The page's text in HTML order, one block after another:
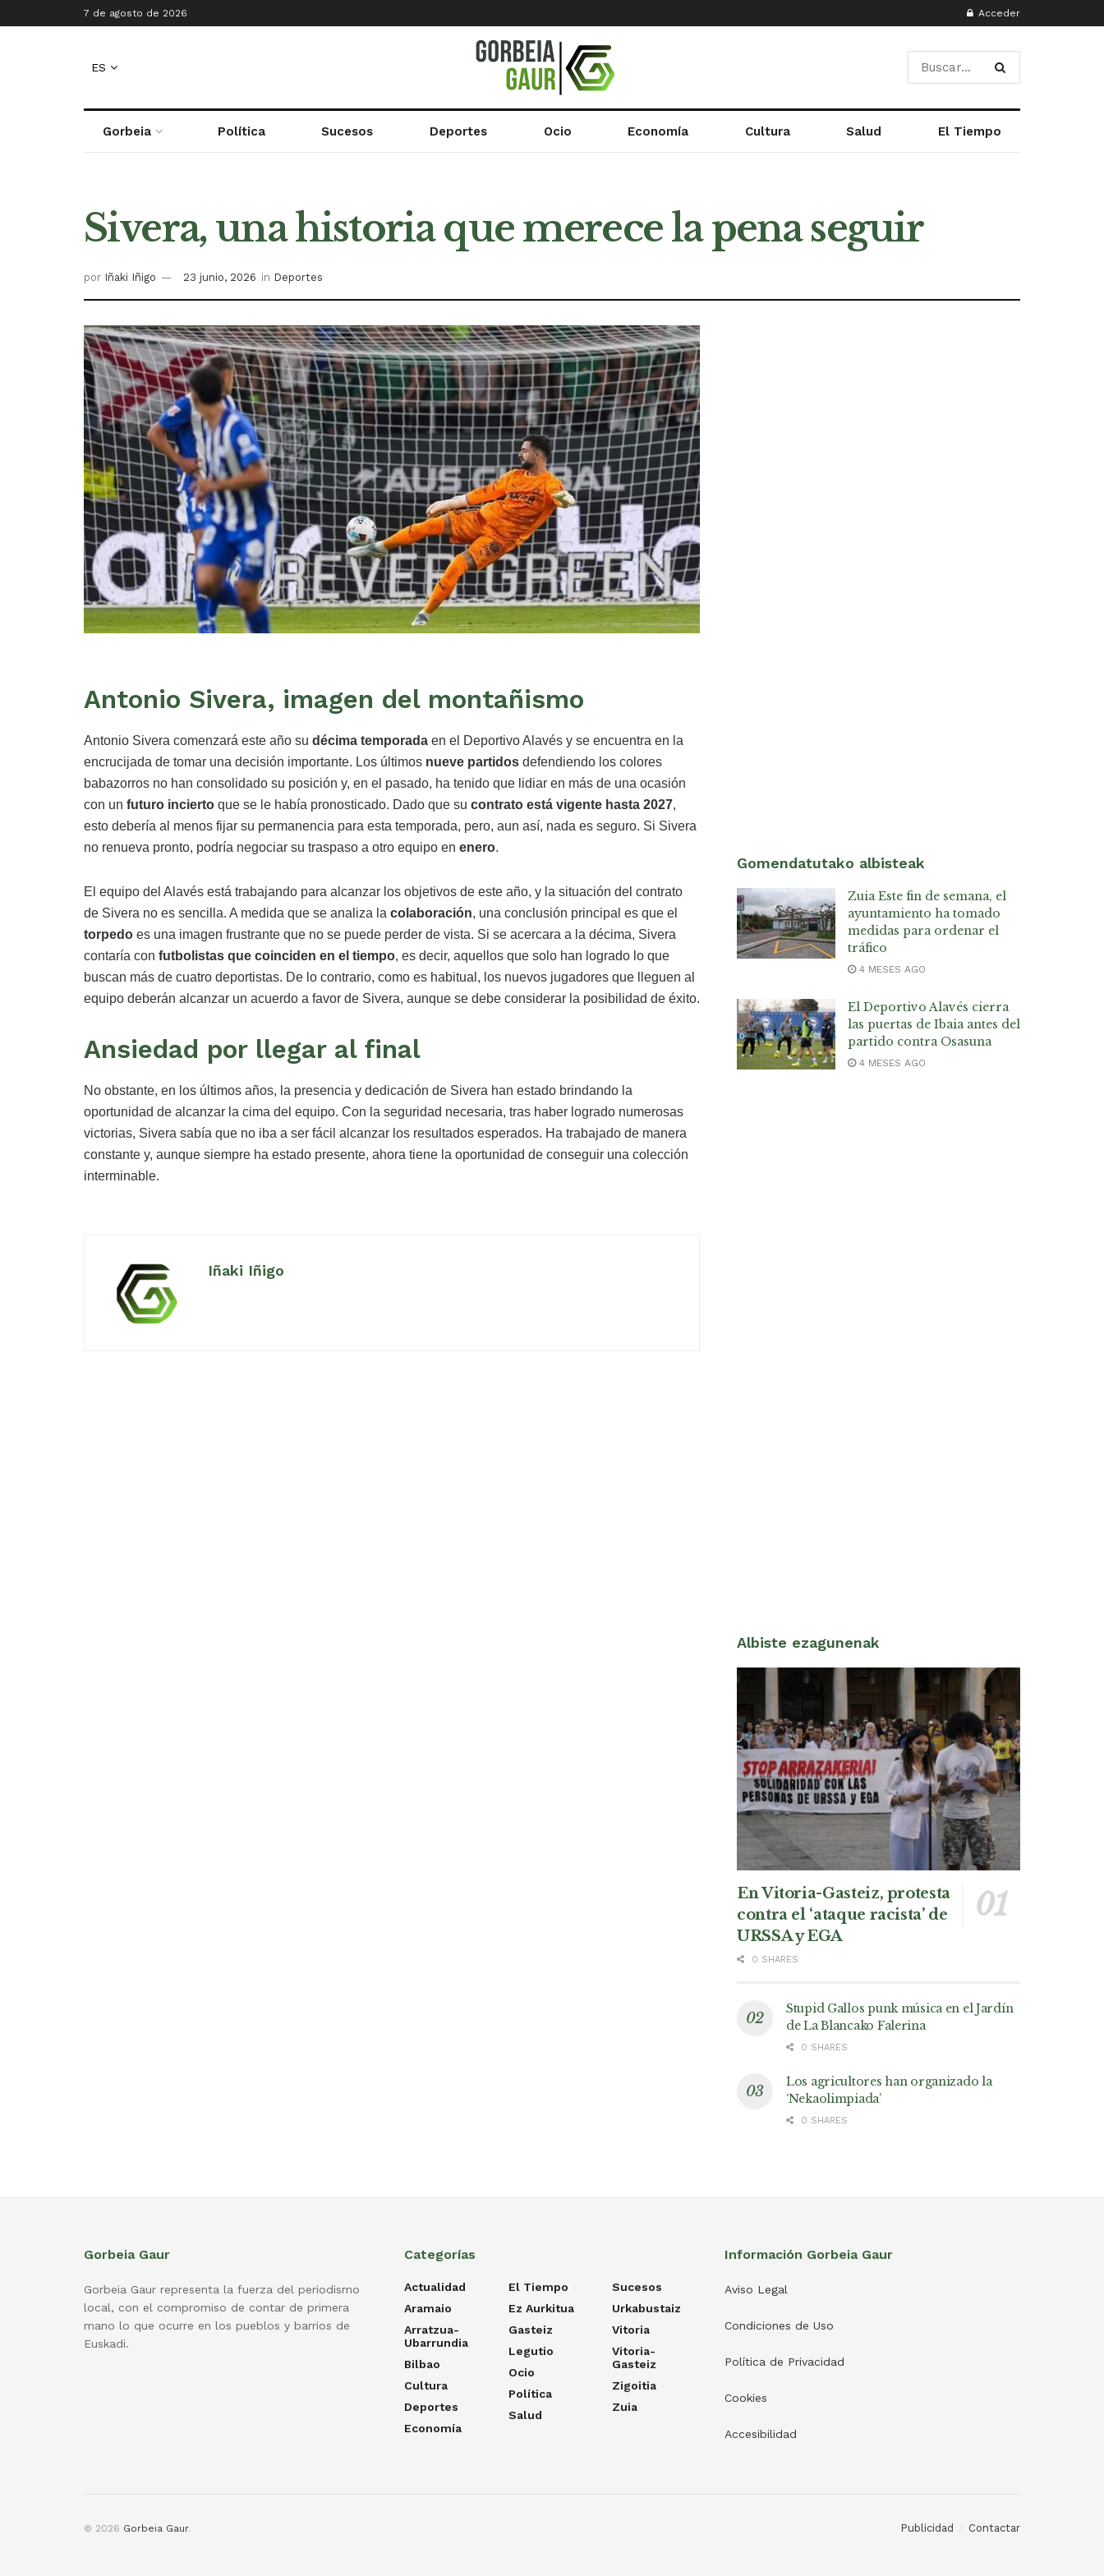
7 de agosto de 2026 Acceder
ES
Gorbeia Política Sucesos Deportes Ocio Economía Cultura Salud El Tiempo
Sivera, una historia que merece la pena seguir
por Iñaki Iñigo 23 junio, 2026 in Deportes
Antonio Sivera, imagen del montañismo
Antonio Sivera comenzará este año su décima temporada en el Deportivo Alavés y se encuentra en la
encrucijada de tomar una decisión importante. Los últimos nueve partidos defendiendo los colores
babazorros no han consolidado su posición y, en el pasado, ha tenido que lidiar en más de una ocasión
con un futuro incierto que se le había pronosticado. Dado que su contrato está vigente hasta 2027,
esto debería al menos fijar su permanencia para esta temporada, pero, aun así, nada es seguro. Si Sivera
no renueva pronto, podría negociar su traspaso a otro equipo en enero.
El equipo del Alavés está trabajando para alcanzar los objetivos de este año, y la situación del contrato
de Sivera no es sencilla. A medida que se analiza la colaboración, una conclusión principal es que el
torpedo es una imagen frustrante que no se puede perder de vista. Si se acercara a la décima, Sivera
contaría con futbolistas que coinciden en el tiempo, es decir, aquellos que solo han logrado lo que
buscan más de cuatro deportistas. De lo contrario, como es habitual, los nuevos jugadores que lleguen al
equipo deberán alcanzar un acuerdo a favor de Sivera, aunque se debe considerar la posibilidad de éxito.
Ansiedad por llegar al final
No obstante, en los últimos años, la presencia y dedicación de Sivera han estado brindando la
oportunidad de alcanzar la cima del equipo. Con la seguridad necesaria, tras haber logrado numerosas
victorias, Sivera sabía que no iba a ser fácil alcanzar los resultados esperados. Ha trabajado de manera
constante y, aunque siempre ha estado presente, ahora tiene la oportunidad de conseguir una colección
interminable.
Iñaki Iñigo
Gomendatutako albisteak
Zuia Este fin de semana, el
ayuntamiento ha tomado
medidas para ordenar el
tráfico
4 MESES AGO
El Deportivo Alavés cierra
las puertas de Ibaia antes del
partido contra Osasuna
4 MESES AGO
Albiste ezagunenak
En Vitoria-Gasteiz, protesta
contra el ‘ataque racista’ de
URSSA y EGA
0 SHARES
Stupid Gallos punk música en el Jardín
de La Blancako Falerina
0 SHARES
Los agricultores han organizado la
‘Nekaolimpiada’
0 SHARES
Gorbeia Gaur
Gorbeia Gaur representa la fuerza del periodismo
local, con el compromiso de contar de primera
mano lo que ocurre en los pueblos y barrios de
Euskadi.
Categorías
Actualidad
Aramaio
Arratzua-
Ubarrundia
Bilbao
Cultura
Deportes
Economía
El Tiempo
Ez Aurkitua
Gasteiz
Legutio
Ocio
Política
Salud
Sucesos
Urkabustaiz
Vitoria
Vitoria-
Gasteiz
Zigoitia
Zuia
Información Gorbeia Gaur
Aviso Legal
Condiciones de Uso
Política de Privacidad
Cookies
Accesibilidad
Publicidad Contactar
© 2026 Gorbeia Gaur.